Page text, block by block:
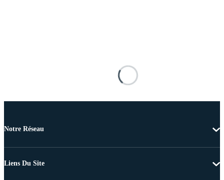
Notre Réseau
Liens Du Site